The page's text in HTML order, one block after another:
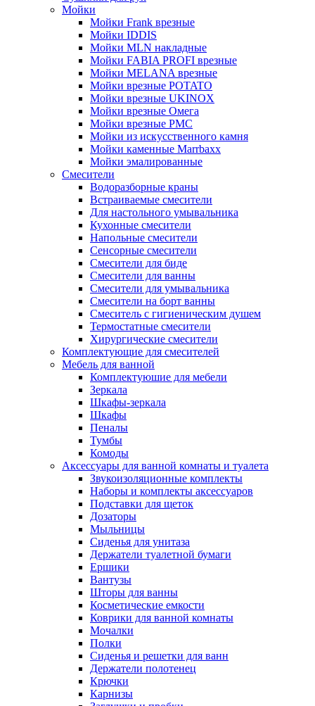
Мойки
Мойки Frank врезные
Мойки IDDIS
Мойки MLN накладные
Мойки FABIA PROFI врезные
Мойки MELANA врезные
Мойки врезные POTATO
Мойки врезные UKINOX
Мойки врезные Омега
Мойки врезные РМС
Мойки из искусственного камня
Мойки каменные Marrbaxx
Мойки эмалированные
Смесители
Водоразборные краны
Встраиваемые смесители
Для настольного умывальника
Кухонные смесители
Напольные смесители
Сенсорные смесители
Смесители для биде
Смесители для ванны
Смесители для умывальника
Смесители на борт ванны
Смеситель с гигиеническим душем
Термостатные смесители
Хирургические смесители
Комплектующие для смесителей
Мебель для ванной
Комплектуюшие для мебели
Зеркала
Шкафы-зеркала
Шкафы
Пеналы
Тумбы
Комоды
Аксессуары для ванной комнаты и туалета
Звукоизоляционные комплекты
Наборы и комплекты аксессуаров
Подставки для щеток
Дозаторы
Мыльницы
Сиденья для унитаза
Держатели туалетной бумаги
Ершики
Вантузы
Шторы для ванны
Косметические емкости
Коврики для ванной комнаты
Мочалки
Полки
Сиденья и решетки для ванн
Держатели полотенец
Крючки
Карнизы